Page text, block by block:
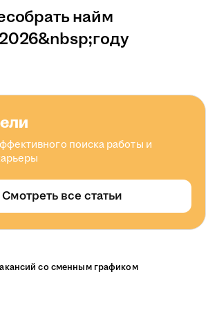
найм
поиска работы и
Смотреть все статьи
со сменным графиком